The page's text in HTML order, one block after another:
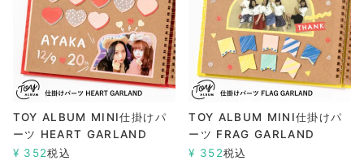
TOY ALBUM MINI仕掛けパ
ーツ HEART GARLAND
¥ 352税込
TOY ALBUM MINI仕掛けパ
ーツ FRAG GARLAND
¥ 352税込